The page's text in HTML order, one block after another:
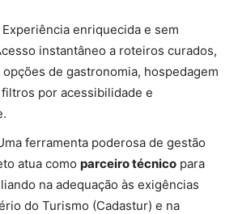
Experiência enriquecida e sem
instantâneo a roteiros curados,
de gastronomia, hospedagem
por acessibilidade e
ferramenta poderosa de gestão
atua como parceiro técnico para
na adequação às exigências
do Turismo (Cadastur) e na